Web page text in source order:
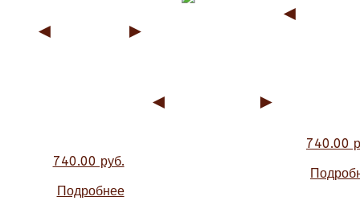
◄ ►
740.00 руб.
Подробнее
◄ ►
◄
740.00